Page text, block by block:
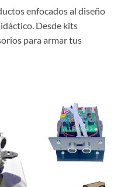
enfocados al diseño
Desde kits
para armar tus